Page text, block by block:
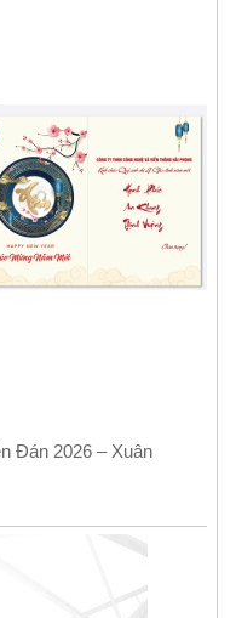
Đán 2026 – Xuân